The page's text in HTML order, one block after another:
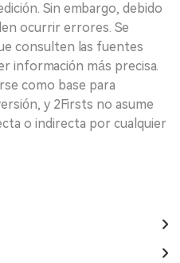
Sin embargo, debido
ocurrir errores. Se
consulten las fuentes
información más precisa.
como base para
y 2Firsts no asume
o indirecta por cualquier